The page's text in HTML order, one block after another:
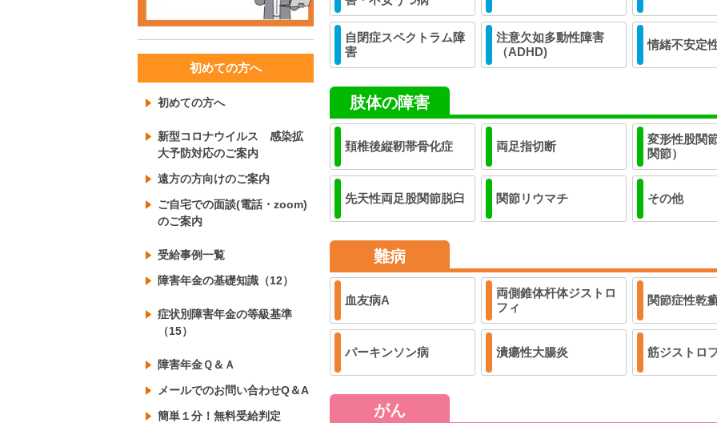
自閉症スペクトラム障
害
注意欠如多動性障害
（ADHD)
情緒不安定
肢体の障害
頚椎後縦靭帯骨化症 両足指切断
変形性股関
関節）
先天性両足股関節脱臼 関節リウマチ その他
難病
血友病A
両側錐体杆体ジストロ
フィ
関節症性乾
パーキンソン病 潰瘍性大腸炎 筋ジストロ
がん
初めての方へ
初めての方へ
新型コロナウイルス 感染拡
大予防対応のご案内
遠方の方向けのご案内
ご自宅での面談(電話・zoom)
のご案内
受給事例一覧
障害年金の基礎知識（12）
症状別障害年金の等級基準
（15）
障害年金Ｑ＆Ａ
メールでのお問い合わせQ＆A
簡単１分！無料受給判定